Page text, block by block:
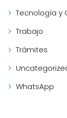
Tecnología y
Trabajo
Trámites
WhatsApp